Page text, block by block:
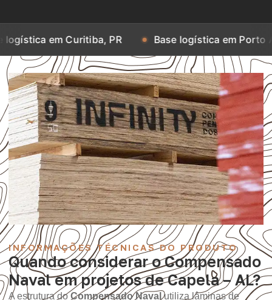
Curitiba, PR Base logística em Porto Alegre, RS
INFORMAÇÕES TÉCNICAS DO PRODUTO
Quando considerar o Compensado
Naval em projetos de Capela – AL?
A estrutura doCompensado Naval utiliza lâminas de